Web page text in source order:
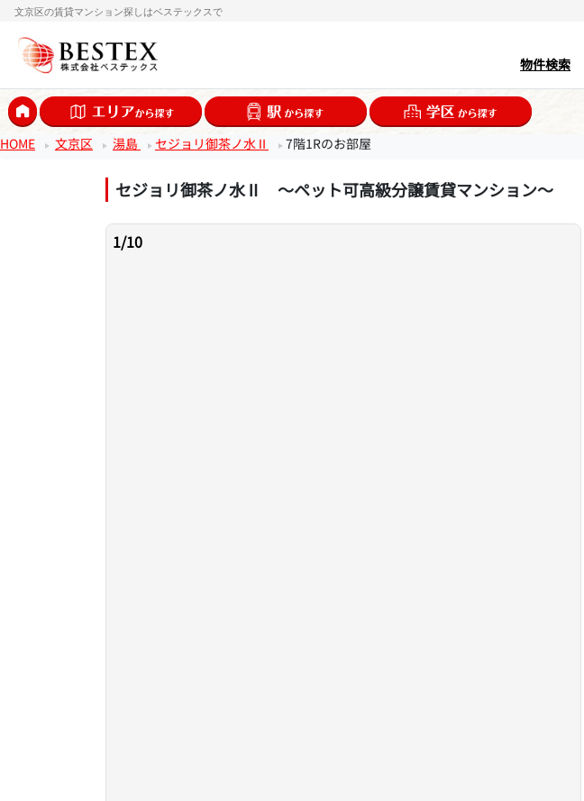
文京区の賃貸マンション探しはベステックスで
物件検索
HOME 文京区 湯島 セジョリ御茶ノ水Ⅱ 7階1Rのお部屋
セジョリ御茶ノ水Ⅱ ～ペット可高級分譲賃貸マンション～
1/10